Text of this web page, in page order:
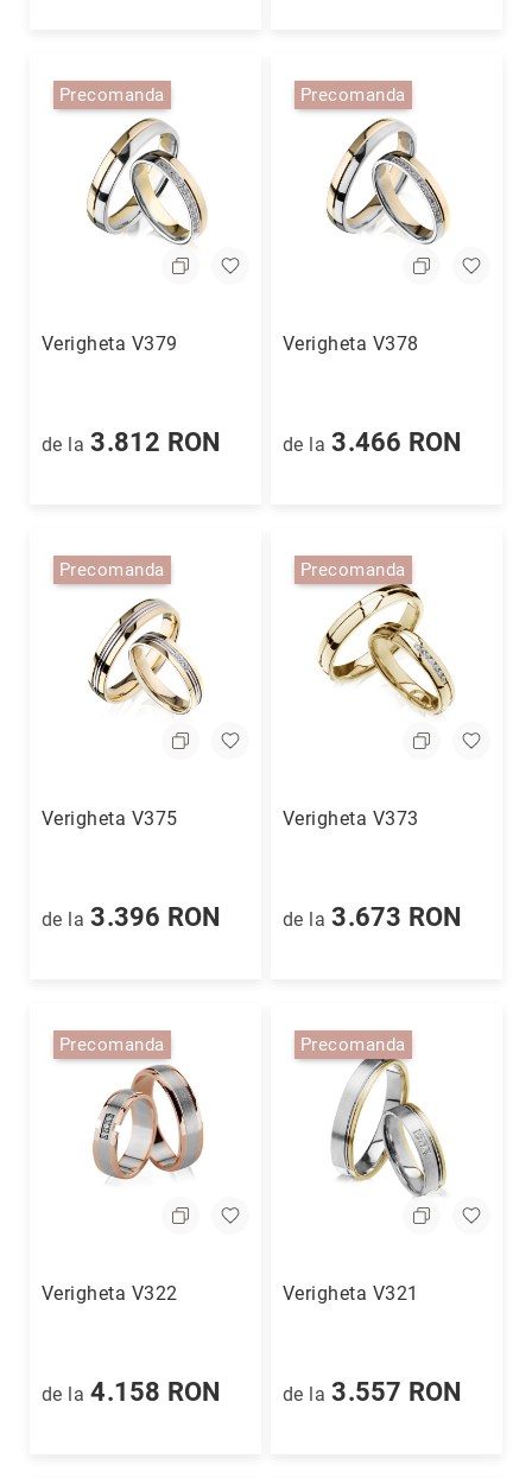
Lanțuri
Alege
piatra
principală
Diamant
Rubin
Smarald
piatră
pietre
Alege
colecția
Sclipiri
de
Diamant
Geometrica
Ediție
limitată
Rainbow
-
Pentru
Coriolan
Pentru
(749)
090
Precomanda
Verigheta V379
de la 3.812 RON
Precomanda
Verigheta V378
de la 3.466 RON
Precomanda
Verigheta V375
de la 3.396 RON
Precomanda
Verigheta V373
de la 3.673 RON
Precomanda
Verigheta V322
de la 4.158 RON
Precomanda
Verigheta V321
de la 3.557 RON